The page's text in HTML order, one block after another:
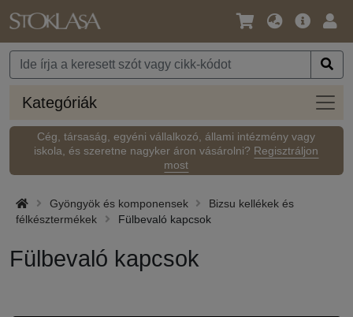
Nyelv
Pénznem
Fő
Kategóriák
Cég, társaság, egyéni vállalkozó, állami intézmény vagy
iskola, és szeretne nagyker áron vásárolni? Regisztráljon
most
Gyöngyök és komponensek
Bizsu kellékek és
félkésztermékek
Fülbevaló kapcsok
Fülbevaló kapcsok